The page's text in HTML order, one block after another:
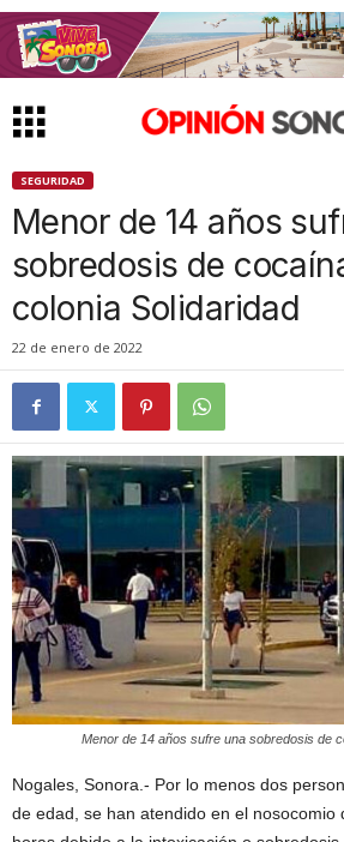
SEGURIDAD
Menor de 14 años
sobredosis de
colonia Solidaridad
22 de enero de 2022
Menor de 14 años sufre una sobredosis de
Nogales, Sonora.- Por lo menos dos
de edad, se han atendido en el nosocomio